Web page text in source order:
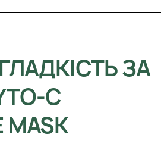
ЗА
C
MASK